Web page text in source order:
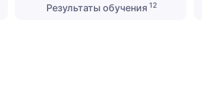
Результаты обучения 12